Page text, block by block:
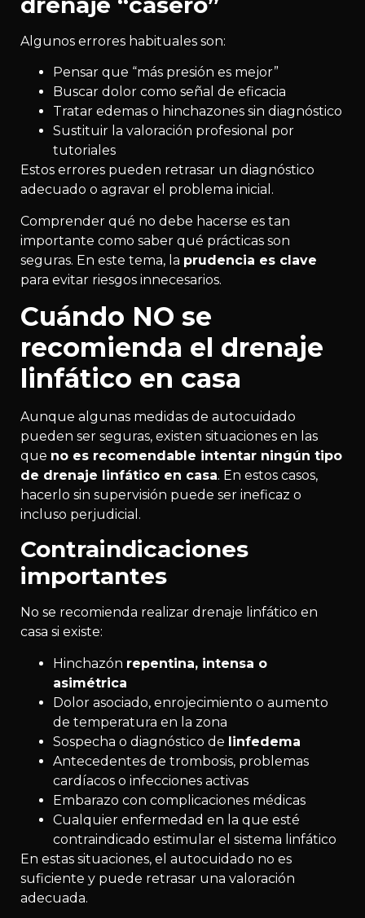
Algunos errores habituales son:
Pensar que “más presión es mejor”
Buscar dolor como señal de eficacia
Tratar edemas o hinchazones sin diagnóstico
Sustituir la valoración profesional por
tutoriales
Estos errores pueden retrasar un diagnóstico
adecuado o agravar el problema inicial.
Comprender qué no debe hacerse es tan
importante como saber qué prácticas son
seguras. En este tema, la prudencia es clave
para evitar riesgos innecesarios.
Cuándo NO se
recomienda el drenaje
linfático en casa
Aunque algunas medidas de autocuidado
pueden ser seguras, existen situaciones en las
que no es recomendable intentar ningún tipo
de drenaje linfático en casa. En estos casos,
hacerlo sin supervisión puede ser ineficaz o
incluso perjudicial.
Contraindicaciones
importantes
No se recomienda realizar drenaje linfático en
casa si existe:
Hinchazón repentina, intensa o
asimétrica
Dolor asociado, enrojecimiento o aumento
de temperatura en la zona
Sospecha o diagnóstico de linfedema
Antecedentes de trombosis, problemas
cardíacos o infecciones activas
Embarazo con complicaciones médicas
Cualquier enfermedad en la que esté
contraindicado estimular el sistema linfático
En estas situaciones, el autocuidado no es
suficiente y puede retrasar una valoración
adecuada.